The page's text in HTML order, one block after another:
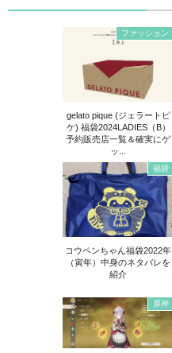
ファッション
gelato pique (ジェラートピ
ケ) 福袋2024LADIES（B）
予約販売店一覧＆確実にゲ
ッ...
福袋
コウペンちゃん福袋2022年
（寅年）中身のネタバレを
紹介
原神